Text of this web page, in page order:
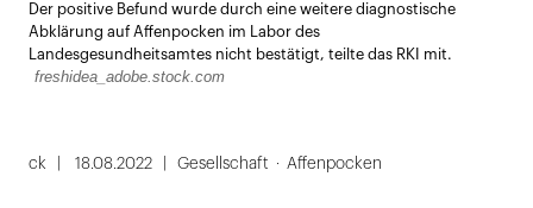
öffnen
Der positive Befund wurde durch eine weitere diagnostische
Abklärung auf Affenpocken im Labor des
Landesgesundheitsamtes nicht bestätigt, teilte das RKI mit.
freshidea_adobe.stock.com
ck 18.08.2022 Gesellschaft Affenpocken